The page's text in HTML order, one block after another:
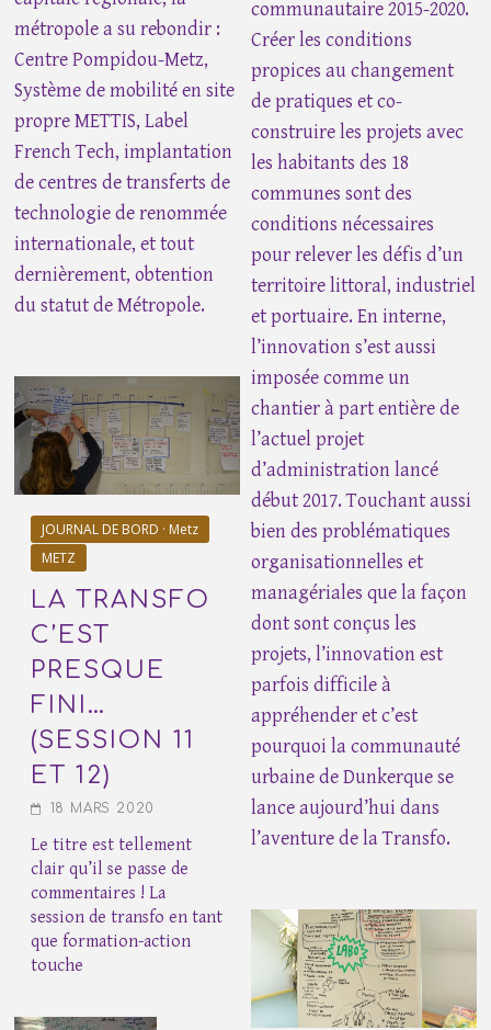
métropole a su rebondir :
Centre Pompidou-Metz,
Système de mobilité en site
propre METTIS, Label
French Tech, implantation
de centres de transferts de
technologie de renommée
internationale, et tout
dernièrement, obtention
du statut de Métropole.
JOURNAL DE BORD · Metz
METZ
LA TRANSFO
C’EST
PRESQUE
FINI…
(SESSION 11
ET 12)
18 MARS 2020
Le titre est tellement
clair qu’il se passe de
commentaires ! La
session de transfo en tant
que formation-action
touche
communautaire 2015-2020.
Créer les conditions
propices au changement
de pratiques et co-
construire les projets avec
les habitants des 18
communes sont des
conditions nécessaires
pour relever les défis d’un
territoire littoral, industriel
et portuaire. En interne,
l’innovation s’est aussi
imposée comme un
chantier à part entière de
l’actuel projet
d’administration lancé
début 2017. Touchant aussi
bien des problématiques
organisationnelles et
managériales que la façon
dont sont conçus les
projets, l’innovation est
parfois difficile à
appréhender et c’est
pourquoi la communauté
urbaine de Dunkerque se
lance aujourd’hui dans
l’aventure de la Transfo.